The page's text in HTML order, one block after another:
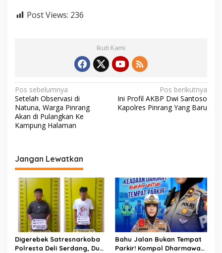
Post Views: 236
Ikuti Kami
N
a
v
i
a
s
p
o
s
Pos sebelumnya
Setelah Observasi di
Natuna, Warga Pinrang
Akan di Pulangkan Ke
Kampung Halaman
Pos berikutnya
Ini Profil AKBP Dwi Santoso
Kapolres Pinrang Yang Baru
Jangan Lewatkan
Digerebek Satresnarkoba
Polresta Deli Serdang, Dua
Bahu Jalan Bukan Tempat
Parkir! Kompol Dharmawati